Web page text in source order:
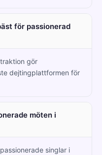
för passionerad
gör
dejtingplattformen för
möten i
singlar i